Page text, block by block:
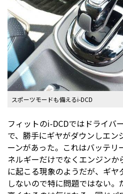
スポーツモードも備えるi-DCD
フィットのi-DCDではドライバ
で、勝手にギヤがダウンしエン
ーンがあった。これはバッテリ
ネルギーだけでなくエンジン
に起こる現象のようだが、ギ
しないので特に問題ではない